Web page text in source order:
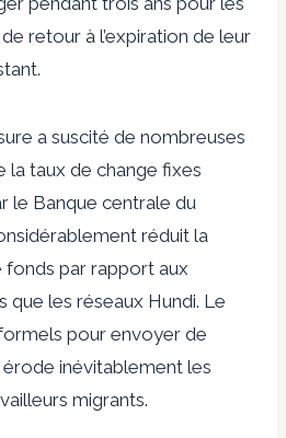
retour à l’expiration de leur
a suscité de nombreuses
la taux de change fixes
le Banque centrale du
réduit la
fonds par rapport aux
que les réseaux Hundi. Le
pour envoyer de
érode inévitablement les
migrants.